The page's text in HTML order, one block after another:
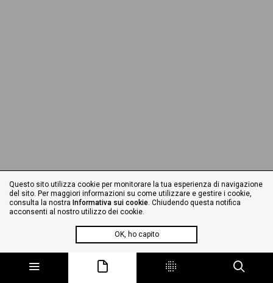
Questo sito utilizza cookie per monitorare la tua esperienza di navigazione
del sito. Per maggiori informazioni su come utilizzare e gestire i cookie,
consulta la nostra Informativa sui cookie. Chiudendo questa notifica
acconsenti al nostro utilizzo dei cookie.
OK, ho capito